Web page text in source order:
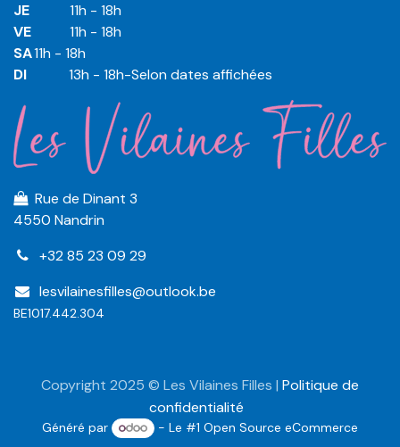
JE
​​11h - 18h
VE
​​​11h - 18h
SA​​​11h - 18h
DI
​​​ 13h - 18h-Selon dates affichées
Rue de Dinant 3
4550 Nandrin
+32 85 23 09 29
lesvilainesfilles@outlook.be
BE1017.442.304
Copyright 2025 © Les Vilaines Filles | Politique de
confidentialité
Généré par - Le #1Open Source eCommerce